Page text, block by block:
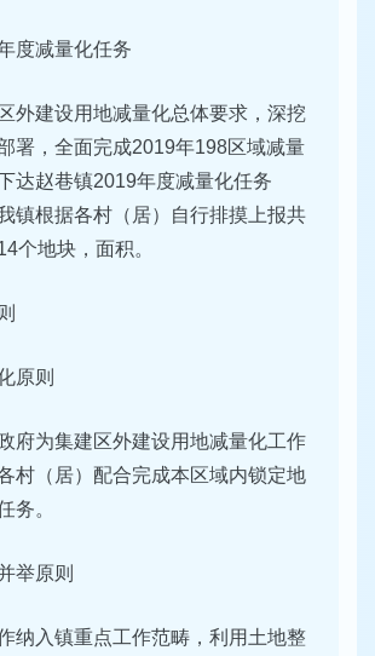
度减量化任务
外建设用地减量化总体要求，深挖
署，全面完成2019年198区域减量
达赵巷镇2019年度减量化任务
镇根据各村（居）自行排摸上报共
个地块，面积。
原则
府为集建区外建设用地减量化工作
村（居）配合完成本区域内锁定地
务。
举原则
纳入镇重点工作范畴，利用土地整